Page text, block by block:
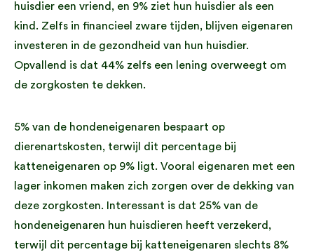
huisdier een vriend, en 9% ziet hun huisdier als een
kind. Zelfs in financieel zware tijden, blijven eigenaren
investeren in de gezondheid van hun huisdier.
Opvallend is dat 44% zelfs een lening overweegt om
de zorgkosten te dekken.
5% van de hondeneigenaren bespaart op
dierenartskosten, terwijl dit percentage bij
katteneigenaren op 9% ligt. Vooral eigenaren met een
lager inkomen maken zich zorgen over de dekking van
deze zorgkosten. Interessant is dat 25% van de
hondeneigenaren hun huisdieren heeft verzekerd,
terwijl dit percentage bij katteneigenaren slechts 8%